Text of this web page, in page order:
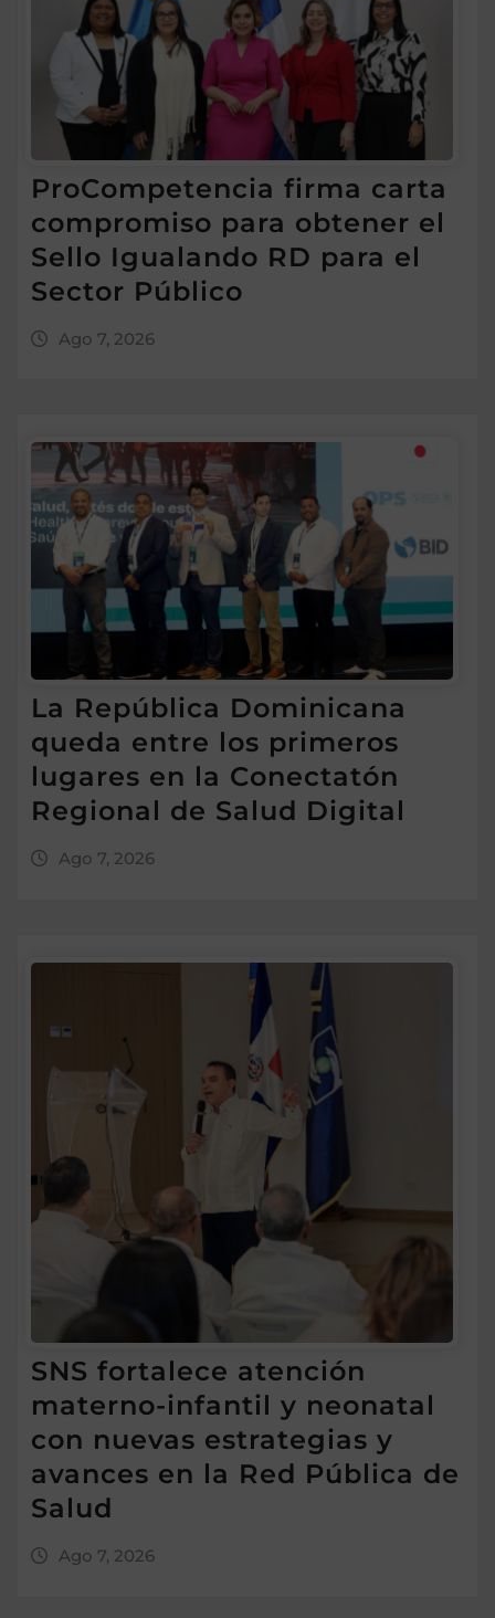
ProCompetencia firma carta
compromiso para obtener el
Sello Igualando RD para el
Sector Público
Ago 7, 2026
La República Dominicana
queda entre los primeros
lugares en la Conectatón
Regional de Salud Digital
Ago 7, 2026
SNS fortalece atención
materno-infantil y neonatal
con nuevas estrategias y
avances en la Red Pública de
Salud
Ago 7, 2026